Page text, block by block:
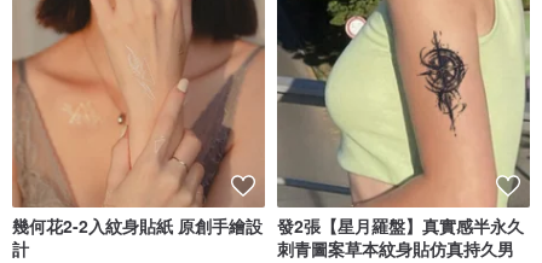
幾何花2-2入紋身貼紙 原創手繪設
計
發2張【星月羅盤】真實感半永久
刺青圖案草本紋身貼仿真持久男